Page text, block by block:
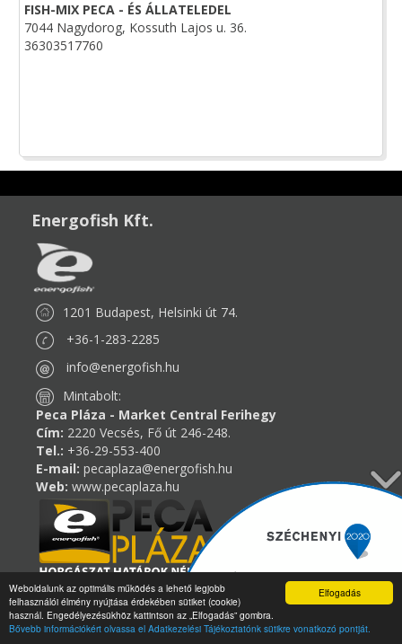
Elfogadás
Weboldalunk az optimális működés a lehető legjobb
felhasználói élmény nyújtása érdekében sütiket (cookie)
használ. Engedélyezésükhöz kattintson az „Elfogadás” gombra.
Bővebb információkért olvassa el Adatkezelési Tájékoztatónk sütikre vonatkozó pontját.
FISH-MIX PECA - ÉS ÁLLATELEDEL
7044 Nagydorog, Kossuth Lajos u. 36.
36303517760
Energofish Kft.
1201 Budapest, Helsinki út 74.
+36-1-283-2285
info@energofish.hu
Mintabolt:
Peca Pláza - Market Central Ferihegy
Cím: 2220 Vecsés, Fő út 246-248.
Tel.: +36-29-553-400
E-mail: pecaplaza@energofish.hu
Web: www.pecaplaza.hu
Miért minket válasszon?